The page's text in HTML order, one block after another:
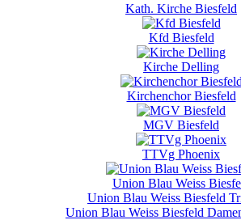
Kath. Kirche Biesfeld
Kfd Biesfeld
Kirche Delling
Kirchenchor Biesfeld
MGV Biesfeld
TTVg Phoenix
Union Blau Weiss
Union Blau Weiss Biesfeld
Union Blau Weiss Biesfeld